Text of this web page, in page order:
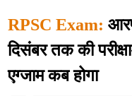
RPSC Exam:
दिसंबर तक की
एग्जाम कब होगा